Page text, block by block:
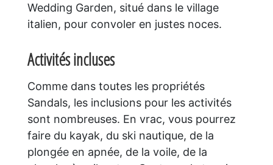
Wedding Garden, situé dans le village
italien, pour convoler en justes noces.
Activités incluses
Comme dans toutes les propriétés
Sandals, les inclusions pour les activités
sont nombreuses. En vrac, vous pourrez
faire du kayak, du ski nautique, de la
plongée en apnée, de la voile, de la